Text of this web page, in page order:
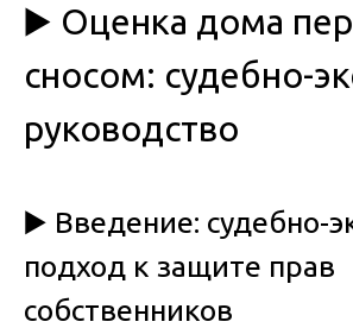
▶️ Оценка дома
сносом: судебно-
руководство
▶️ Введение: судебно-
подход к защите прав
собственников